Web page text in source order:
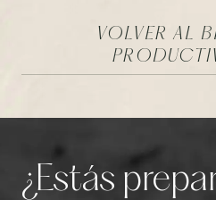
VOLVER AL
¿Estás